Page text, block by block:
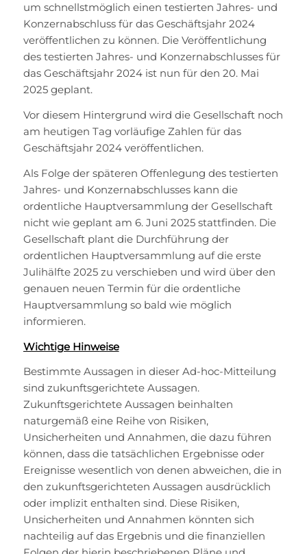
um schnellstmöglich einen testierten Jahres- und
Konzernabschluss für das Geschäftsjahr 2024
veröffentlichen zu können. Die Veröffentlichung
des testierten Jahres- und Konzernabschlusses für
das Geschäftsjahr 2024 ist nun für den 20. Mai
2025 geplant.
Vor diesem Hintergrund wird die Gesellschaft noch
am heutigen Tag vorläufige Zahlen für das
Geschäftsjahr 2024 veröffentlichen.
Als Folge der späteren Offenlegung des testierten
Jahres- und Konzernabschlusses kann die
ordentliche Hauptversammlung der Gesellschaft
nicht wie geplant am 6. Juni 2025 stattfinden. Die
Gesellschaft plant die Durchführung der
ordentlichen Hauptversammlung auf die erste
Julihälfte 2025 zu verschieben und wird über den
genauen neuen Termin für die ordentliche
Hauptversammlung so bald wie möglich
informieren.
Wichtige Hinweise
Bestimmte Aussagen in dieser Ad-hoc-Mitteilung
sind zukunftsgerichtete Aussagen.
Zukunftsgerichtete Aussagen beinhalten
naturgemäß eine Reihe von Risiken,
Unsicherheiten und Annahmen, die dazu führen
können, dass die tatsächlichen Ergebnisse oder
Ereignisse wesentlich von denen abweichen, die in
den zukunftsgerichteten Aussagen ausdrücklich
oder implizit enthalten sind. Diese Risiken,
Unsicherheiten und Annahmen könnten sich
nachteilig auf das Ergebnis und die finanziellen